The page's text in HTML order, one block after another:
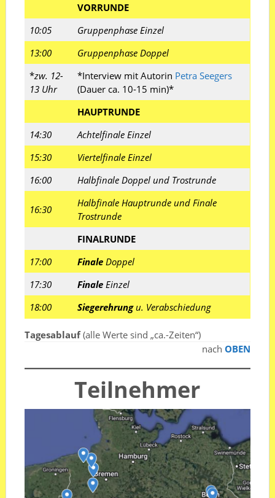
VORRUNDE
10:05
Gruppenphase Einzel
13:00
Gruppenphase Doppel
*zw. 12-
13 Uhr
*Interview mit Autorin Petra Seegers
(Dauer ca. 10-15 min)*
HAUPTRUNDE
14:30
Achtelfinale Einzel
15:30
Viertelfinale Einzel
16:00
Halbfinale Doppel und Trostrunde
16:30
Halbfinale Hauptrunde und Finale
Trostrunde
FINALRUNDE
17:00
Finale Doppel
17:30
Finale Einzel
18:00
Siegerehrungu. Verabschiedung
Tagesablauf(alle Werte sind „ca.-Zeiten“)
nachOBEN
Teilnehmer